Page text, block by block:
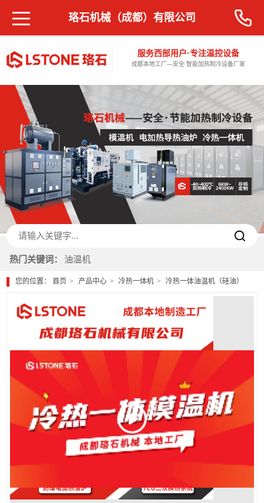
服务西部用户·专注温控设备
成都本地工厂—安全·智能加热制冷设备厂家
珞石机械（成都）有限公司
热门关键词： 油温机
您的位置：首页 产品中心 冷热一体机 冷热一体油温机（硅油）